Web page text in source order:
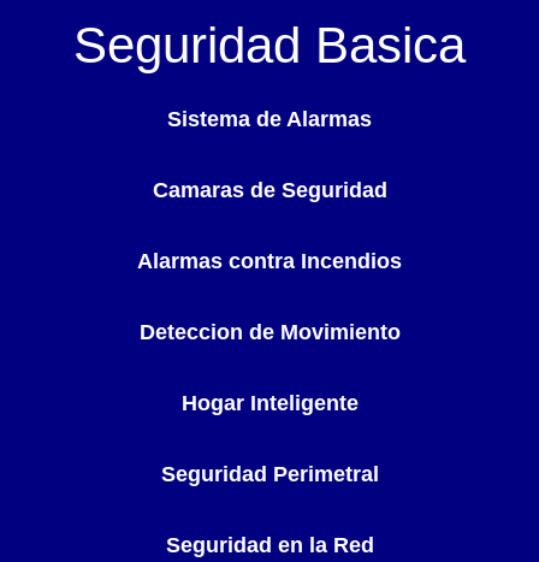
Seguridad Basica
Sistema de Alarmas
Camaras de Seguridad
Alarmas contra Incendios
Deteccion de Movimiento
Hogar Inteligente
Seguridad Perimetral
Seguridad en la Red